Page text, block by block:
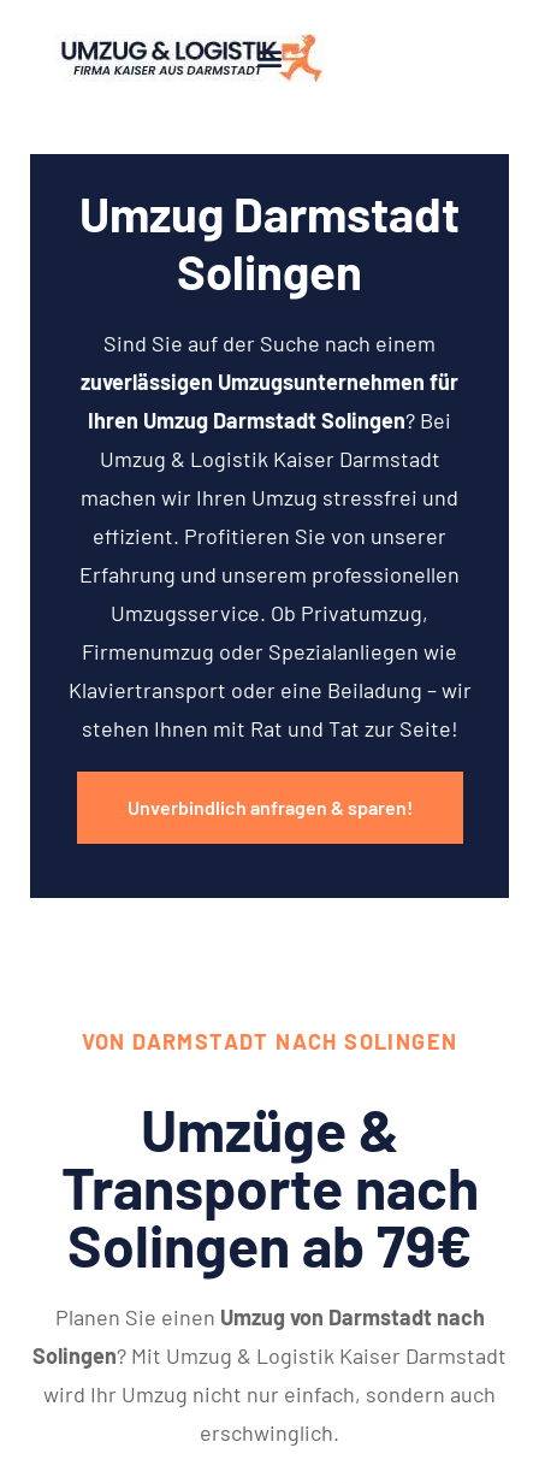
Umzug Darmstadt
Solingen
Sind Sie auf der Suche nach einem
zuverlässigen Umzugsunternehmen für
Ihren Umzug Darmstadt Solingen? Bei
Umzug & Logistik Kaiser Darmstadt
machen wir Ihren Umzug stressfrei und
effizient. Profitieren Sie von unserer
Erfahrung und unserem professionellen
Umzugsservice. Ob Privatumzug,
Firmenumzug oder Spezialanliegen wie
Klaviertransport oder eine Beiladung – wir
stehen Ihnen mit Rat und Tat zur Seite!
Unverbindlich anfragen & sparen!
VON DARMSTADT NACH SOLINGEN
Umzüge &
Transporte nach
Solingen ab 79€
Planen Sie einen Umzug von Darmstadt nach
Solingen? Mit Umzug & Logistik Kaiser Darmstadt
wird Ihr Umzug nicht nur einfach, sondern auch
erschwinglich.